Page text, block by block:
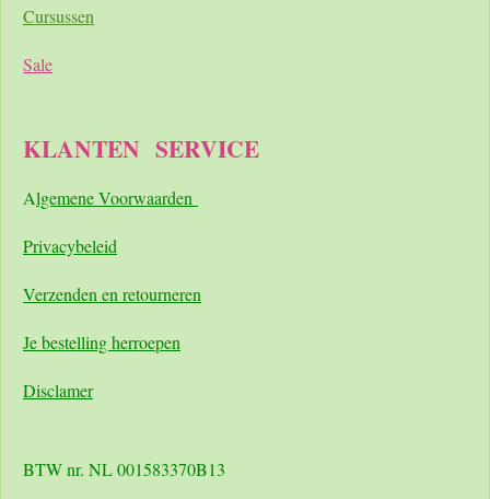
Cursussen
Sale
KLANTEN SERVICE
Algemene Voorwaarden
Privacybeleid
Verzenden en retourneren
Je bestelling herroepen
Disclamer
BTW nr. NL 001583370B13